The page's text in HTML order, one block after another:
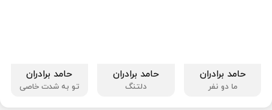
حامد برادران
ما دو نفر
حامد برادران
دلتنگ
حامد برادران
تو به شدت خاصی